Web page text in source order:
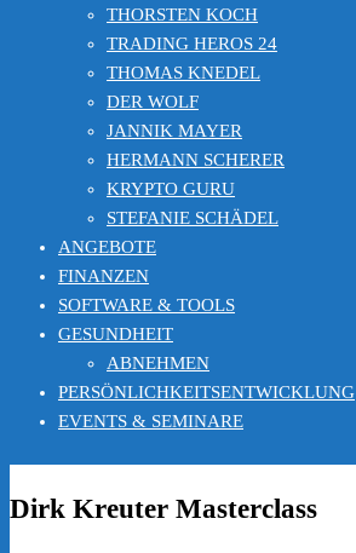
THORSTEN KOCH
TRADING HEROS 24
THOMAS KNEDEL
DER WOLF
JANNIK MAYER
HERMANN SCHERER
KRYPTO GURU
STEFANIE SCHÄDEL
ANGEBOTE
FINANZEN
SOFTWARE & TOOLS
GESUNDHEIT
ABNEHMEN
PERSÖNLICHKEITSENTWICKLUNG
EVENTS & SEMINARE
Dirk Kreuter Masterclass